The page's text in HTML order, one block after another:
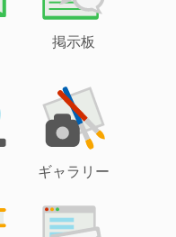
掲示板
ギャラリー